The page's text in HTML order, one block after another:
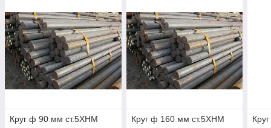
Круг ф 90 мм ст.5ХНМ Круг ф 160 мм ст.5ХНМ